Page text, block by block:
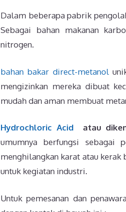
Dalam beberapa pabrik
Sebagai bahan makanan
nitrogen.
bahan bakar direct-metanol
mengizinkan mereka dibuat
mudah dan aman membuat
Hydrochloric Acid atau
umumnya berfungsi sebagai
menghilangkan karat atau kerak
untuk kegiatan industri.
Untuk pemesanan dan